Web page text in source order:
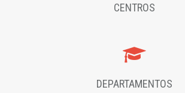
CENTROS
DEPARTAMENTOS